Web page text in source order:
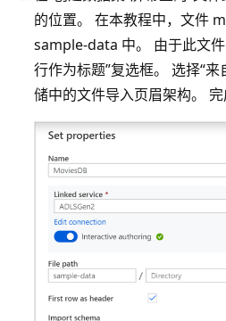
的位置。 在本教程中，文件
sample-data 中。 由于此文
行作为标题”复选框。 选择“
储中的文件导入页眉架构。 完